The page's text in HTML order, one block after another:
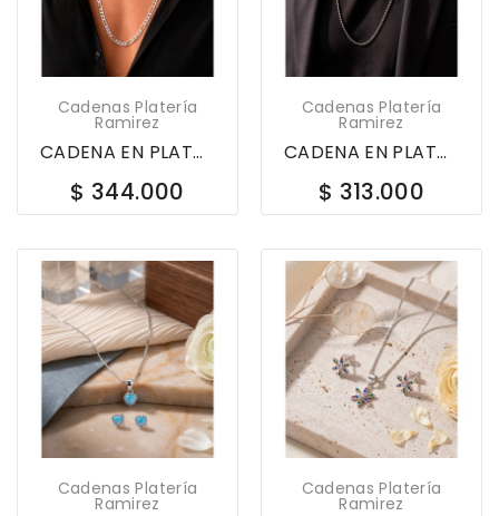
Cadenas Platería
Ramirez
CADENA EN PLATA LEY 925 60CM FIGARO 3X1 617596
$ 344.000
Cadenas Platería
Ramirez
CADENA EN PLATA LEY 925 BOLTAS 60CM 617595
$ 313.000
Cadenas Platería
Ramirez
Cadenas Platería
Ramirez